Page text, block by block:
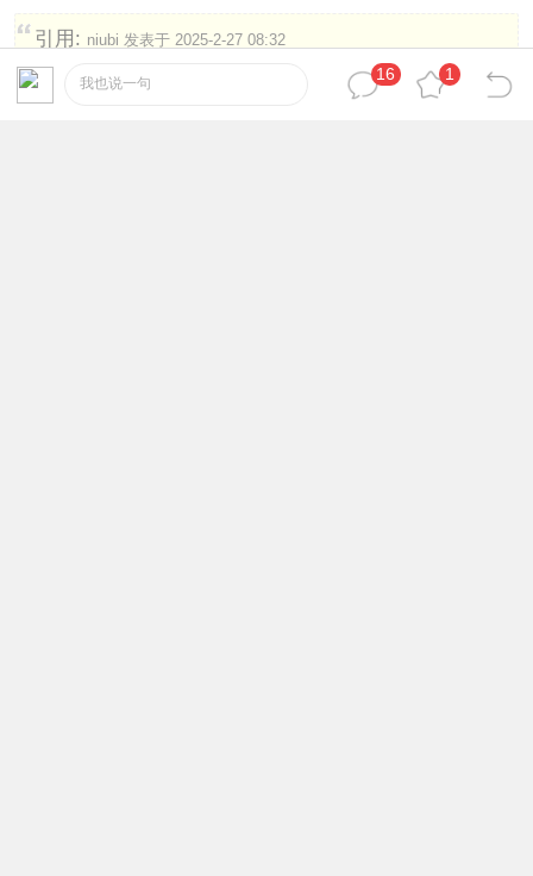
引用: niubi 发表于 2025-2-27 08:32
截图不是V9版本吗？
我也说一句
16 1